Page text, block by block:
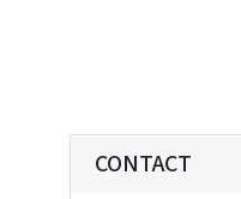
CONTACT